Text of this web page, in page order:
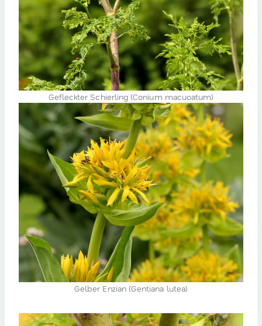
Gefleckter Schierling (Conium macuoatum)
Gelber Enzian (Gentiana lutea)